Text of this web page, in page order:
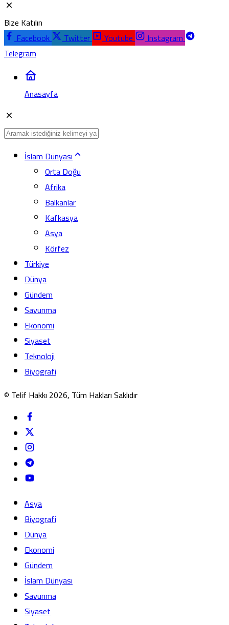
Bize Katılın
Facebook
Twitter Youtube
Instagram
Telegram
Anasayfa
İslam Dünyası
Orta Doğu
Afrika
Balkanlar
Kafkasya
Asya
Körfez
Türkiye
Dünya
Gündem
Savunma
Ekonomi
Siyaset
Teknoloji
Biyografi
© Telif Hakkı 2026, Tüm Hakları Saklıdır
Asya
Biyografi
Dünya
Ekonomi
Gündem
İslam Dünyası
Savunma
Siyaset